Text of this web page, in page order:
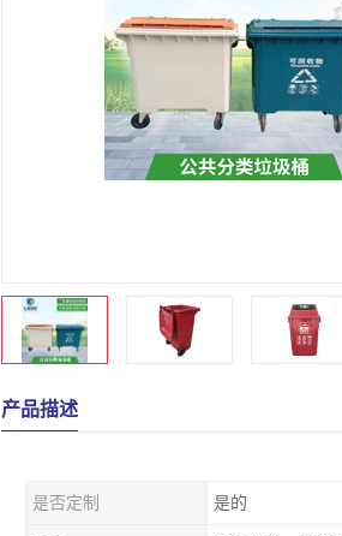
产品描述
是否定制 是的